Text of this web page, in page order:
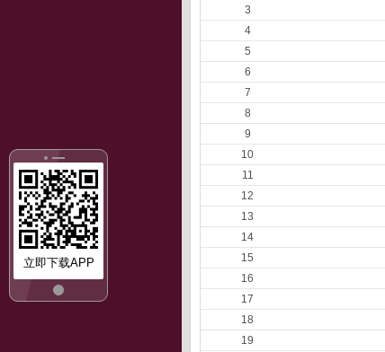
立即下载APP
3
4
5
6
7
8
9
10
11
12
13
14
15
16
17
18
19